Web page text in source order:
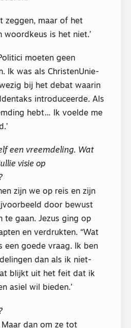
zeggen, maar of het
is het niet.’
moeten geen
Ik was als ChristenUnie-
bij het debat waarin
introduceerde. Als
hebt… Ik voelde me
een vreemdeling. Wat
visie op
zijn we op reis en zijn
door bewust
te gaan. Jezus ging op
en verdrukten. “Wat
een goede vraag. Ik ben
dan als ik niet-
blijkt uit het feit dat ik
asiel wil bieden.’
Maar dan om ze tot